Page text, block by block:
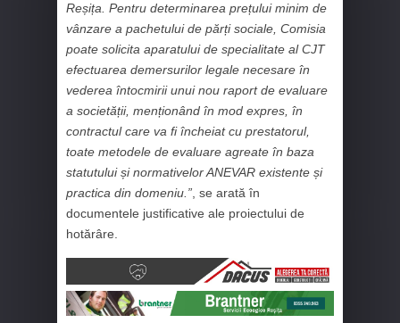
Reșița. Pentru determinarea prețului minim de
vânzare a pachetului de părți sociale, Comisia
poate solicita aparatului de specialitate al CJT
efectuarea demersurilor legale necesare în
vederea întocmirii unui nou raport de evaluare
a societății, menționând în mod expres, în
contractul care va fi încheiat cu prestatorul,
toate metodele de evaluare agreate în baza
statutului și normativelor ANEVAR existente și
practica din domeniu.”, se arată în
documentele justificative ale proiectului de
hotărâre.